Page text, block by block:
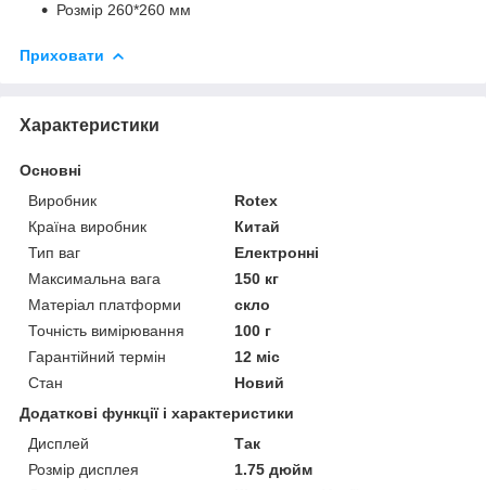
Розмір 260*260 мм
Приховати
Характеристики
Основні
Виробник
Rotex
Країна виробник
Китай
Тип ваг
Електронні
Максимальна вага
150 кг
Матеріал платформи
скло
Точність вимірювання
100 г
Гарантійний термін
12 міс
Стан
Новий
Додаткові функції і характеристики
Дисплей
Так
Розмір дисплея
1.75 дюйм